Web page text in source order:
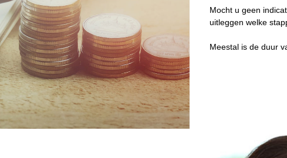
Mocht u geen
uitleggen welke
Meestal is de duur